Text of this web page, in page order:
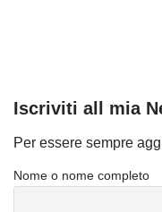
Iscriviti all mia
Per essere sempre
Nome o nome completo